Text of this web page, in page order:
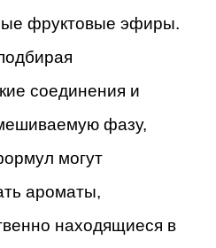
фруктовые эфиры.
соединения и
фазу,
могут
ароматы,
находящиеся в